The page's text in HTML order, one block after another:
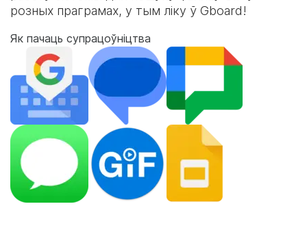
розных праграмах, у тым ліку ў Gboard!
Як пачаць супрацоўніцтва